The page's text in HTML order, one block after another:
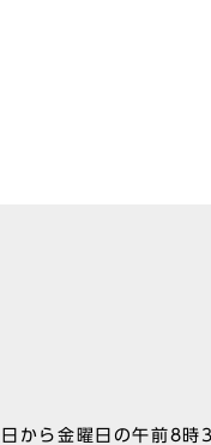
日から金曜日の午前8